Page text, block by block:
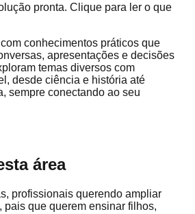
pronta. Clique para ler o que
conhecimentos práticos que
apresentações e decisões
temas diversos com
desde ciência e história até
sempre conectando ao seu
área
profissionais querendo ampliar
pais que querem ensinar filhos,